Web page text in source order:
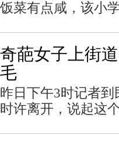
饭菜有点咸，该小
奇葩女子上街
毛
昨日下午3时记者
时许离开，说起这